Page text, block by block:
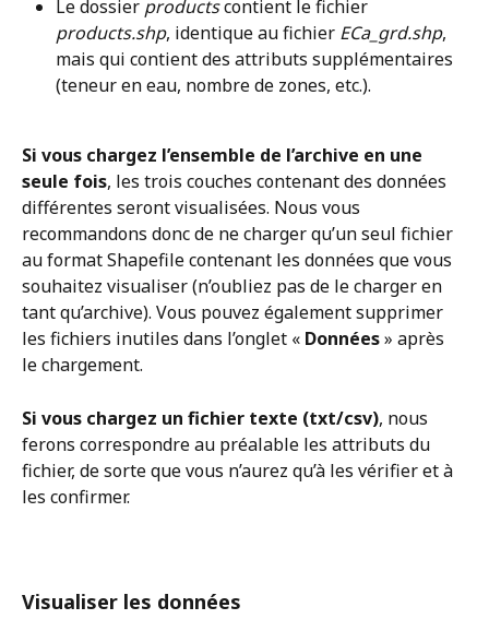
Le dossier products contient le fichier
products.shp, identique au fichier ECa_grd.shp,
mais qui contient des attributs supplémentaires
(teneur en eau, nombre de zones, etc.).
Si vous chargez l’ensemble de l’archive en une
seule fois, les trois couches contenant des données
différentes seront visualisées. Nous vous
recommandons donc de ne charger qu’un seul fichier
au format Shapefile contenant les données que vous
souhaitez visualiser (n’oubliez pas de le charger en
tant qu’archive). Vous pouvez également supprimer
les fichiers inutiles dans l’onglet « Données » après
le chargement.
Si vous chargez un fichier texte (txt/csv), nous
ferons correspondre au préalable les attributs du
fichier, de sorte que vous n’aurez qu’à les vérifier et à
les confirmer.
Visualiser les données